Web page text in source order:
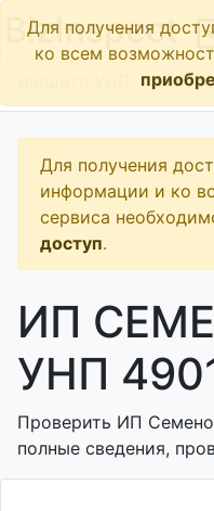
BizInspect
Для получения
ко всем
Для получения
информации и ко
сервиса
доступ.
ИП
УНП
Проверить ИП
полные сведения,